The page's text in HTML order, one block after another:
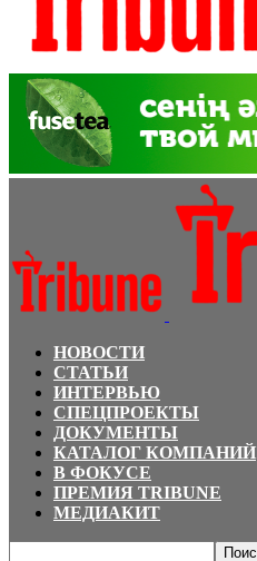
НОВОСТИ
СТАТЬИ
ИНТЕРВЬЮ
СПЕЦПРОЕКТЫ
ДОКУМЕНТЫ
КАТАЛОГ КОМПАНИЙ
В ФОКУСЕ
ПРЕМИЯ TRIBUNE
МЕДИАКИТ